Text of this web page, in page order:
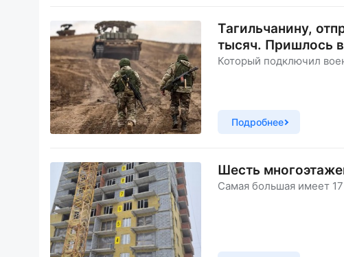
Тагильчанину,
тысяч. Пришлось
Который подключил
Подробнее
Шесть
Самая большая имеет